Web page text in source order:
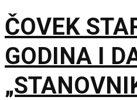
ČOVEK
GODINA I